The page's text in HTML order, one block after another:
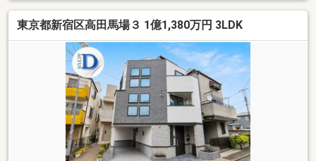
東京都新宿区高田馬場３ 1億1,380万円 3LDK